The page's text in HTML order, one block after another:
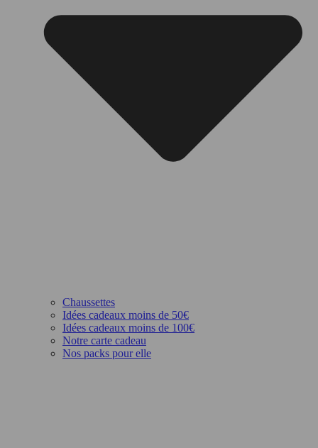
Chaussettes
Idées cadeaux moins de 50€
Idées cadeaux moins de 100€
Notre carte cadeau
Nos packs pour elle